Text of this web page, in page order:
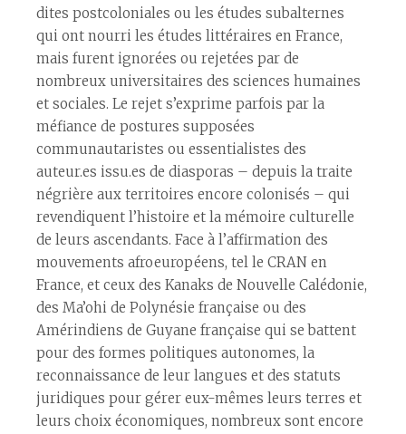
dites postcoloniales ou les études subalternes
qui ont nourri les études littéraires en France,
mais furent ignorées ou rejetées par de
nombreux universitaires des sciences humaines
et sociales. Le rejet s’exprime parfois par la
méfiance de postures supposées
communautaristes ou essentialistes des
auteur.es issu.es de diasporas – depuis la traite
négrière aux territoires encore colonisés – qui
revendiquent l’histoire et la mémoire culturelle
de leurs ascendants. Face à l’affirmation des
mouvements afroeuropéens, tel le CRAN en
France, et ceux des Kanaks de Nouvelle Calédonie,
des Ma’ohi de Polynésie française ou des
Amérindiens de Guyane française qui se battent
pour des formes politiques autonomes, la
reconnaissance de leur langues et des statuts
juridiques pour gérer eux-mêmes leurs terres et
leurs choix économiques, nombreux sont encore